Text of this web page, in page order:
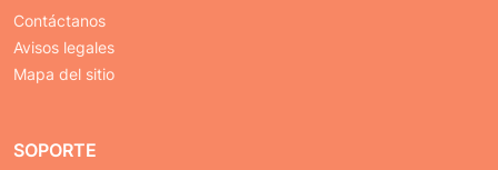
Contáctanos
Avisos legales
Mapa del sitio
SOPORTE